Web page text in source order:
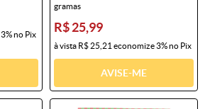
3%no Pix
gramas
R$ 25,99
à vista R$ 25,21 economize3%no Pix
AVISE-ME